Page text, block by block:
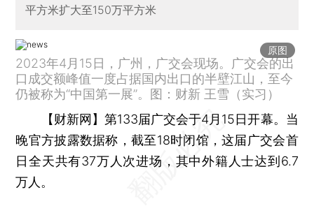
平方米扩大至150万平方米
原图
2023年4月15日，广州，广交会现场。广交会的出
口成交额峰值一度占据国内出口的半壁江山，至今
仍被称为“中国第一展”。图：财新 王雪（实习）
【财新网】 第133届广交会于4月15日开幕。当
晚官方披露数据称，截至18时闭馆，这届广交会首
日全天共有37万人次进场，其中外籍人士达到6.7
万人。